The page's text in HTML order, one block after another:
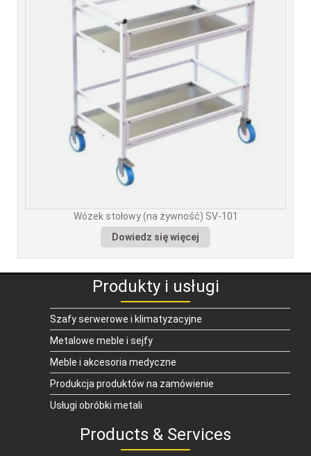
Wózek stołowy (na żywność) SV-101
Dowiedz się więcej
Produkty i usługi
Szafy serwerowe i klimatyzacyjne
Metalowe meble i sejfy
Meble i akcesoria medyczne
Produkcja produktów na zamówienie
Usługi obróbki metali
Products & Services